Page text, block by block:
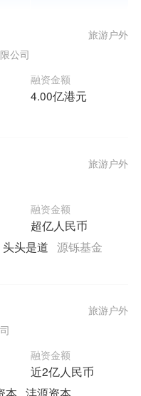
公司
融资金额
4.00亿港元
旅游户外
融资金额
超亿人民币
旅游户外
头头是道 源铄基金
融资金额
近2亿人民币
旅游户外
本 沣源资本